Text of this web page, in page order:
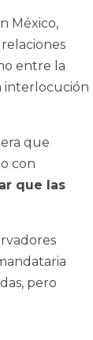
México,
entre la
interlocución
que
con
que las
pero